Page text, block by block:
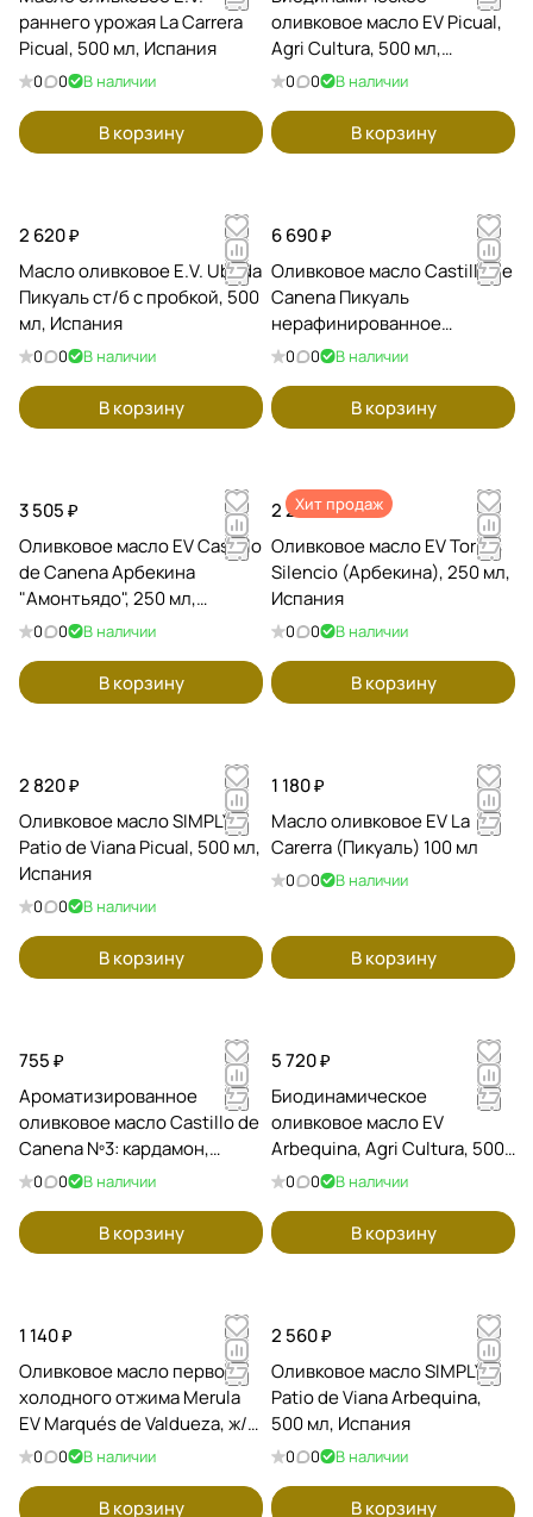
раннего урожая La Carrera
Picual, 500 мл, Испания
0 0 В наличии
В корзину
оливковое масло EV Picual,
Agri Cultura, 500 мл,
Испания
0 0 В наличии
В корзину
2 620 ₽
Масло оливковое E.V. Ubeda
Пикуаль ст/б с пробкой, 500
мл, Испания
0 0 В наличии
В корзину
6 690 ₽
Оливковое масло Castilla de
Canena Пикуаль
нерафинированное
первого холодного отжима,
Испания
0 0 В наличии
В корзину
3 505 ₽
Оливковое масло EV Castillo
de Canena Арбекина
"Амонтьядо", 250 мл,
Испания
0 0 В наличии
В корзину
Хит продаж
2 290 ₽
Оливковое масло EV Torres
Silencio (Арбекина), 250 мл,
Испания
0 0 В наличии
В корзину
2 820 ₽
Оливковое масло SIMPLY,
Patio de Viana Picual, 500 мл,
Испания
0 0 В наличии
В корзину
1 180 ₽
Масло оливковое EV La
Carerra (Пикуаль) 100 мл
0 0 В наличии
В корзину
755 ₽
Ароматизированное
оливковое масло Castillo de
Canena Nº3: кардамон,
мандарин и яблоки, 100 мл,
0 0 В наличии
В корзину
5 720 ₽
Биодинамическое
оливковое масло EV
Arbequina, Agri Cultura, 500
мл, Испания
0 0 В наличии
В корзину
1 140 ₽
Оливковое масло первого
холодного отжима Merula
EV Marqués de Valdueza, ж/б
175 мл, Испания
0 0 В наличии
В корзину
2 560 ₽
Оливковое масло SIMPLY,
Patio de Viana Arbequina,
500 мл, Испания
0 0 В наличии
В корзину